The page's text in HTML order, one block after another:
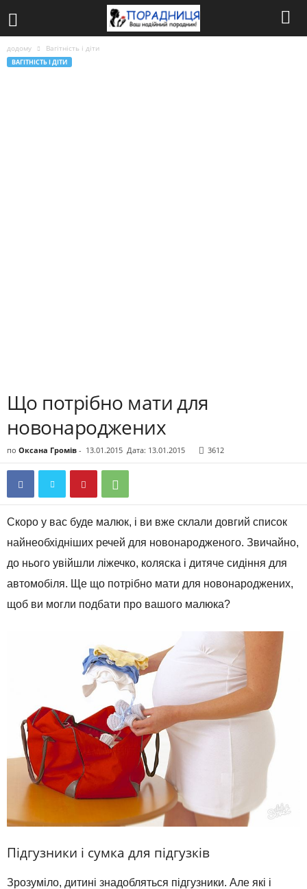
додому Вагітність і діти
ВАГІТНІСТЬ І ДІТИ
Що потрібно мати для
новонароджених
по Оксана Громів - 13.01.2015 Дата: 13.01.2015 3612
Скоро у вас буде малюк, і ви вже склали довгий список
найнеобхідніших речей для новонародженого. Звичайно,
до нього увійшли ліжечко, коляска і дитяче сидіння для
автомобіля. Ще що потрібно мати для новонароджених,
щоб ви могли подбати про вашого малюка?
Підгузники і сумка для підгузків
Зрозуміло, дитині знадобляться підгузники. Але які і